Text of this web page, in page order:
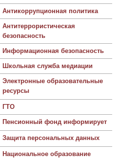
Антикоррупционная политика
Антитеррористическая
безопасность
Информационная безопасность
Школьная служба медиации
Электронные образовательные
ресурсы
ГТО
Пенсионный фонд информирует
Защита персональных данных
Национальное образование